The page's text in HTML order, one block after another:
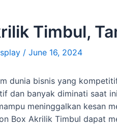
Timbul,
/ June 16, 2024
dunia bisnis yang
dan banyak diminati saat
meninggalkan kesan
Box Akrilik Timbul dapat